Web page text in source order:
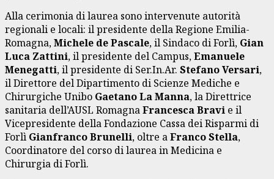
Alla cerimonia di laurea sono intervenute autorità
regionali e locali: il presidente della Regione Emilia-
Romagna,Michele de Pascale, il Sindaco di Forlì, Gian
Luca Zattini, il presidente del Campus,Emanuele
Menegatti, il presidente di Ser.In.Ar. Stefano Versari,
il Direttore del Dipartimento di Scienze Mediche e
Chirurgiche Unibo Gaetano La Manna, la Direttrice
sanitaria dell’AUSL RomagnaFrancesca Bravi e il
Vicepresidente della Fondazione Cassa dei Risparmi di
Forlì Gianfranco Brunelli, oltre aFranco Stella,
Coordinatore del corso di laurea in Medicina e
Chirurgia di Forlì.